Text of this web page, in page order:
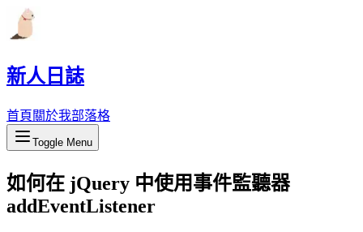
新人日誌
首頁 關於我部落格
Toggle Menu
如何在 jQuery 中使用事件監聽器
addEventListener